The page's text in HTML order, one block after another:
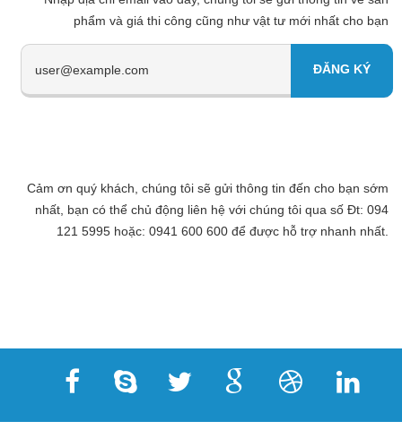
phẩm và giá thi công cũng như vật tư mới nhất cho bạn
Cảm ơn quý khách, chúng tôi sẽ gửi thông tin đến cho bạn sớm
nhất, bạn có thể chủ động liên hệ với chúng tôi qua số Đt: 094
121 5995 hoặc: 0941 600 600 để được hỗ trợ nhanh nhất.